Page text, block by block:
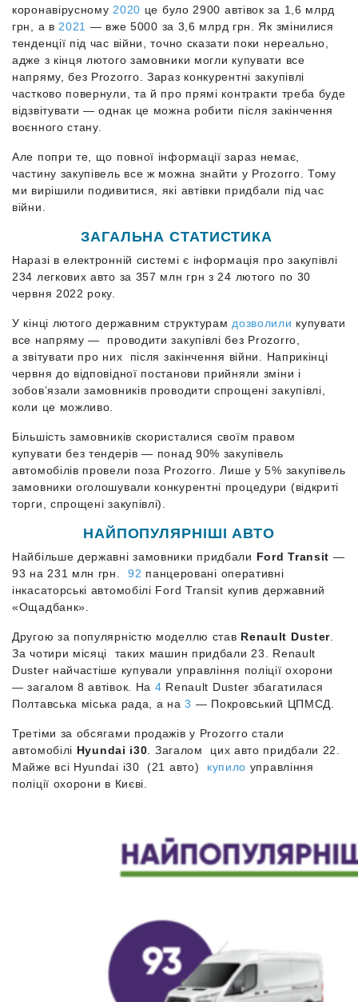
коронавірусному 2020 це було 2900 автівок за 1,6 млрд
грн, а в 2021 — вже 5000 за 3,6 млрд грн. Як змінилися
тенденції під час війни, точно сказати поки нереально,
адже з кінця лютого замовники могли купувати все
напряму, без Prozorro. Зараз конкурентні закупівлі
частково повернули, та й про прямі контракти треба буде
відзвітувати — однак це можна робити після закінчення
воєнного стану.
Але попри те, що повної інформації зараз немає,
частину закупівель все ж можна знайти у Prozorro. Тому
ми вирішили подивитися, які автівки придбали під час
війни.
ЗАГАЛЬНА СТАТИСТИКА
Наразі в електронній системі є інформація про закупівлі
234 легкових авто за 357 млн грн з 24 лютого по 30
червня 2022 року.
У кінці лютого державним структурам дозволили купувати
все напряму — проводити закупівлі без Prozorro,
а звітувати про них після закінчення війни.
Наприкінці
червня до відповідної постанови прийняли зміни і
зобов’язали замовників проводити спрощені закупівлі,
коли це можливо.
Більшість замовників скористалися своїм правом
купувати без тендерів — понад 90% закупівель
автомобілів провели поза Prozorro. Лише у 5% закупівель
замовники оголошували конкурентні процедури (відкриті
торги, спрощені закупівлі).
НАЙПОПУЛЯРНІШІ АВТО
Найбільше державні замовники придбали Ford Transit —
93 на 231 млн грн. 92 панцеровані оперативні
інкасаторські автомобілі Ford Transit купив державний
«Ощадбанк».
Другою за популярністю моделлю став Renault Duster
За чотири місяці таких машин придбали 23. Renault
Duster найчастіше купували управління поліції охорони
— загалом 8 автівок. На 4 Renault Duster збагатилася
Полтавська міська рада, а на3 — Покровський ЦПМСД.
Третіми за обсягами продажів у Prozorro стали
автомобілі Hyundai i30 . Загалом цих авто придбали 22.
Майже всі Hyundai i30 (21 авто) купило управління
поліції охорони в Києві.